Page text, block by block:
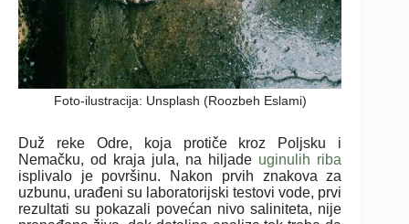
Foto-ilustracija: Unsplash (Roozbeh Eslami)
Duž reke Odre, koja protiče kroz Poljsku i
Nemačku, od kraja jula, na hiljade uginulih riba
isplivalo je površinu. Nakon prvih znakova za
uzbunu, urađeni su laboratorijski testovi vode, prvi
rezultati su pokazali povećan nivo saliniteta, nije